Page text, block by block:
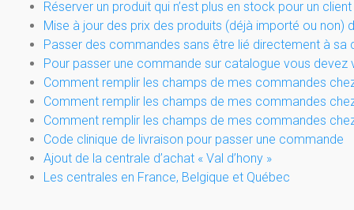
Réserver un produit qui n’est plus en stock pour un client
Mise à jour des prix des produits (déjà importé ou non)
Passer des commandes sans être lié directement à sa
Pour passer une commande sur catalogue vous
Comment remplir les champs de mes commandes
Comment remplir les champs de mes commandes
Comment remplir les champs de mes commandes
Code clinique de livraison pour passer une commande
Ajout de la centrale d’achat « Val d’hony »
Les centrales en France, Belgique et Québec